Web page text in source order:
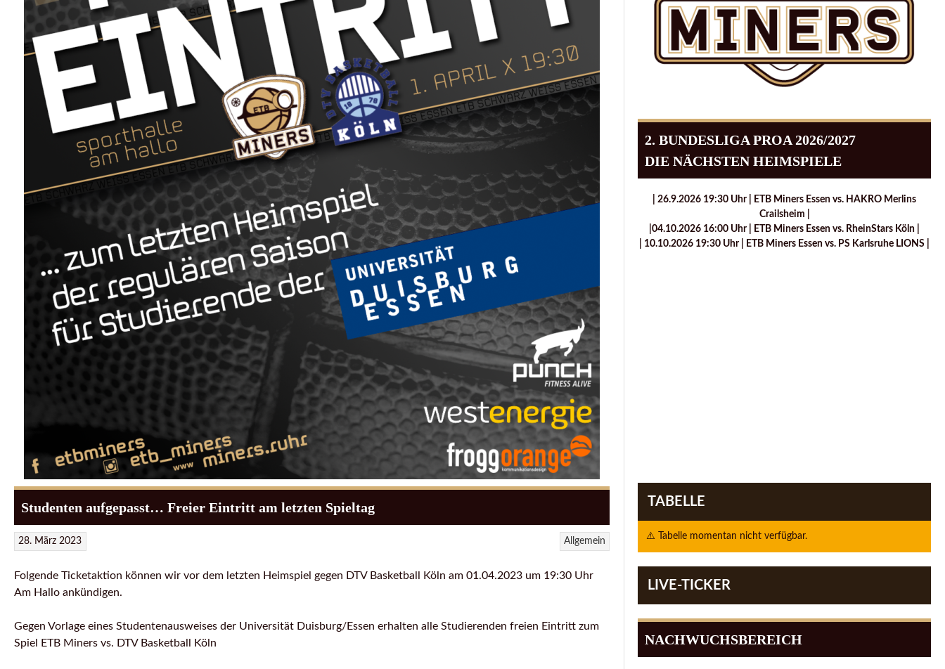
Studenten aufgepasst… Freier Eintritt am letzten Spieltag
Allgemein
28. März 2023
Folgende Ticketaktion können wir vor dem letzten Heimspiel gegen DTV Basketball Köln am 01.04.2023 um 19:30 Uhr
Am Hallo ankündigen.
Gegen Vorlage eines Studentenausweises der Universität Duisburg/Essen erhalten alle Studierenden freien Eintritt zum
Spiel ETB Miners vs. DTV Basketball Köln
2. BUNDESLIGA PROA 2026/2027
DIE NÄCHSTEN HEIMSPIELE
| 26.9.2026 19:30 Uhr | ETB Miners Essen vs. HAKRO Merlins
Crailsheim |
|04.10.2026 16:00 Uhr | ETB Miners Essen vs. RheinStars Köln |
| 10.10.2026 19:30 Uhr | ETB Miners Essen vs. PS Karlsruhe LIONS |
TABELLE
⚠️ Tabelle momentan nicht verfügbar.
LIVE-TICKER
NACHWUCHSBEREICH